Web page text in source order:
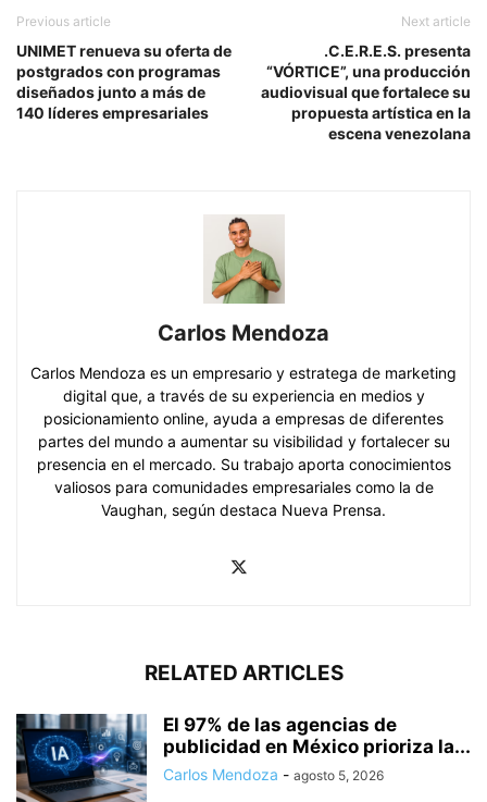
Previous article
UNIMET renueva su oferta de
postgrados con programas
diseñados junto a más de
140 líderes empresariales
Next article
.C.E.R.E.S. presenta
“VÓRTICE”, una producción
audiovisual que fortalece su
propuesta artística en la
escena venezolana
Carlos Mendoza
Carlos Mendoza es un empresario y estratega de marketing
digital que, a través de su experiencia en medios y
posicionamiento online, ayuda a empresas de diferentes
partes del mundo a aumentar su visibilidad y fortalecer su
presencia en el mercado. Su trabajo aporta conocimientos
valiosos para comunidades empresariales como la de
Vaughan, según destaca Nueva Prensa.
RELATED ARTICLES
El 97% de las agencias de
publicidad en México prioriza la...
Carlos Mendoza - agosto 5, 2026